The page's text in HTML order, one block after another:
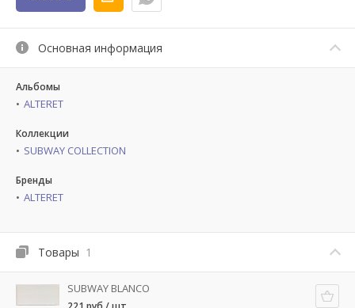
Основная информация
Альбомы
ALTERET
Коллекции
SUBWAY COLLECTION
Бренды
ALTERET
Товары 1
SUBWAY BLANCO